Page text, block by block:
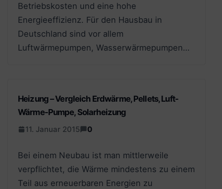
Betriebskosten und eine hohe
Energieeffizienz. Für den Hausbau in
Deutschland sind vor allem
Luftwärmepumpen, Wasserwärmepumpen…
Heizung – Vergleich Erdwärme, Pellets, Luft-
Wärme-Pumpe, Solarheizung
11. Januar 2015 0
Bei einem Neubau ist man mittlerweile
verpflichtet, die Wärme mindestens zu einem
Teil aus erneuerbaren Energien zu